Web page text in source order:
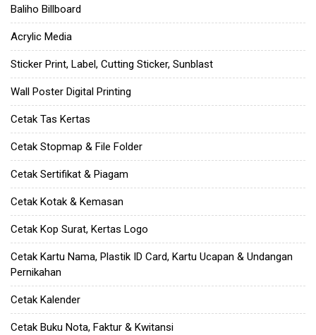
Baliho Billboard
Acrylic Media
Sticker Print, Label, Cutting Sticker, Sunblast
Wall Poster Digital Printing
Cetak Tas Kertas
Cetak Stopmap & File Folder
Cetak Sertifikat & Piagam
Cetak Kotak & Kemasan
Cetak Kop Surat, Kertas Logo
Cetak Kartu Nama, Plastik ID Card, Kartu Ucapan & Undangan
Pernikahan
Cetak Kalender
Cetak Buku Nota, Faktur & Kwitansi